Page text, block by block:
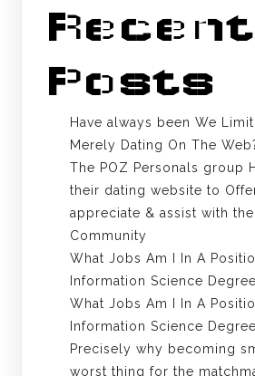
Recent
Posts
Have always been We
Merely Dating On The
The POZ Personals group
their dating website to
appreciate & assist with the
Community
What Jobs Am I In A
Information Science
What Jobs Am I In A
Information Science
Precisely why becoming
worst thing for the